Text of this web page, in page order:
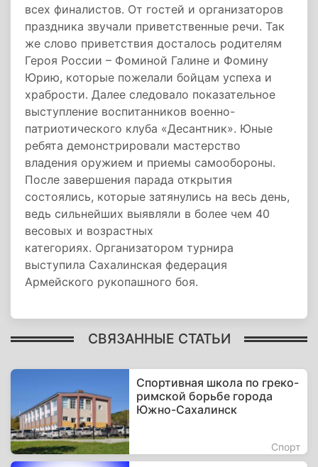
всех финалистов. От гостей и организаторов
праздника звучали приветственные речи. Так
же слово приветствия досталось родителям
Героя России – Фоминой Галине и Фомину
Юрию, которые пожелали бойцам успеха и
храбрости. Далее следовало показательное
выступление воспитанников военно-
патриотического клуба «Десантник». Юные
ребята демонстрировали мастерство
владения оружием и приемы самообороны.
После завершения парада открытия
состоялись, которые затянулись на весь день,
ведь сильнейших выявляли в более чем 40
весовых и возрастных
категориях. Организатором турнира
выступила Сахалинская федерация
Армейского рукопашного боя.
СВЯЗАННЫЕ СТАТЬИ
Спортивная школа по греко-
римской борьбе города
Южно-Сахалинск
Спорт